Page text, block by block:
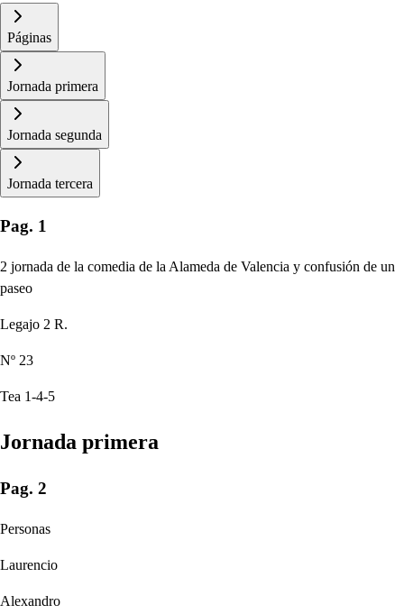
Páginas
Jornada primera
Jornada segunda
Jornada tercera
Pag. 1
2 jornada de la comedia de la Alameda de Valencia y confusión de un
paseo
Legajo 2 R.
Nº 23
Tea 1-4-5
Jornada primera
Pag. 2
Personas
Laurencio
Alexandro